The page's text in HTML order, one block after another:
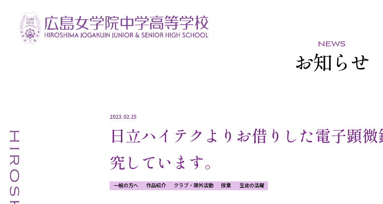
news
お知らせ
2023.02.25
日立ハイテクよりお借りした電子顕
究しています。
一般の方へ 作品紹介 クラブ・課外活動 授業 生徒の活躍